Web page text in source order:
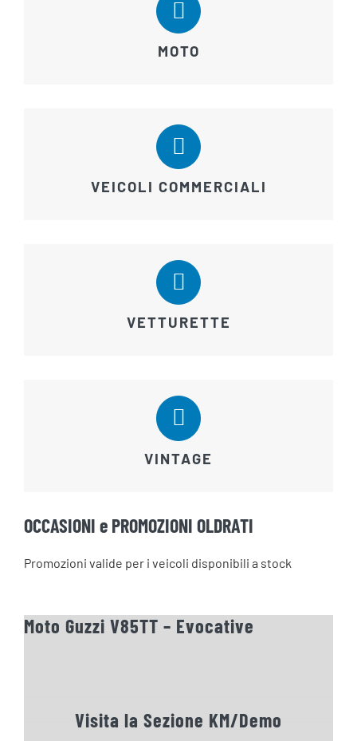
MOTO
VEICOLI COMMERCIALI
VETTURETTE
VINTAGE
OCCASIONI e PROMOZIONI OLDRATI
Promozioni valide per i veicoli disponibili a stock
Moto Guzzi V85TT – Evocative
Visita la Sezione KM/Demo